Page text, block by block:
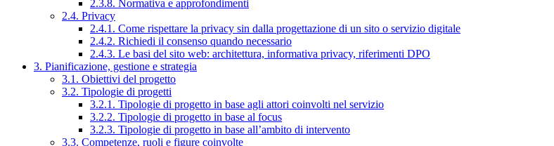
2.3.8. Normativa e approfondimenti
2.4. Privacy
2.4.1. Come rispettare la privacy sin dalla progettazione di un sito o servizio digitale
2.4.2. Richiedi il consenso quando necessario
2.4.3. Le basi del sito web: architettura, informativa privacy, riferimenti DPO
3. Pianificazione, gestione e strategia
3.1. Obiettivi del progetto
3.2. Tipologie di progetti
3.2.1. Tipologie di progetto in base agli attori coinvolti nel servizio
3.2.2. Tipologie di progetto in base al focus
3.2.3. Tipologie di progetto in base all’ambito di intervento
3.3. Competenze, ruoli e figure coinvolte